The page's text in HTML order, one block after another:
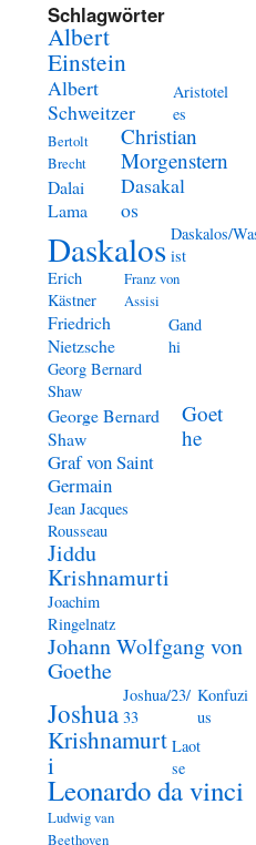
Schlagwörter
Albert
Einstein
Albert
Schweitzer
Aristotel
es
Bertolt
Brecht
Christian
Morgenstern
Dalai
Lama
Dasakal
os
Daskalos Daskalos/
ist
Erich
Kästner
Franz von
Assisi
Friedrich
Nietzsche
Gand
hi
Georg Bernard
Shaw
George Bernard
Shaw
Goet
he
Graf von Saint
Germain
Jean Jacques
Rousseau
Jiddu
Krishnamurti
Joachim
Ringelnatz
Johann Wolfgang von
Goethe
Joshua
Joshua/23/
33
Konfuzi
us
Krishnamurt
i
Laot
se
Leonardo da vinci
Ludwig van
Beethoven